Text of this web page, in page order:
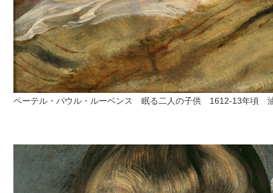
ペーテル・パウル・ルーベンス 眠る二人の子供 1612-13年頃